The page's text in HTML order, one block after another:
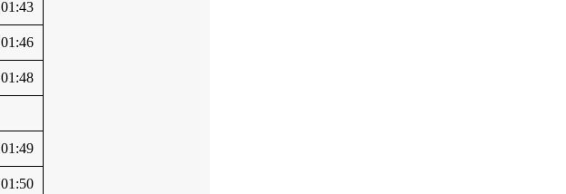
01:43
01:46
01:48
01:49
01:50